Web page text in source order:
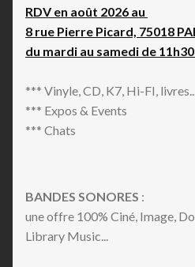
RDV en août 2026 au
8 rue Pierre Picard, 75018
du mardi au samedi de
*** Vinyle, CD, K7, Hi-FI,
*** Expos & Events
*** Chats
BANDES SONORES :
une offre 100% Ciné, Image,
Library Music...